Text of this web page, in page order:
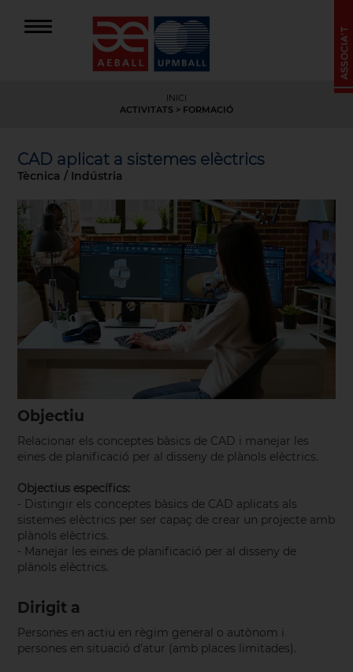
INICI
ACTIVITATS > FORMACIÓ
CAD aplicat a sistemes elèctrics
Tècnica / Indústria
Objectiu
Relacionar els conceptes bàsics de CAD i manejar les
eines de planificació per al disseny de plànols elèctrics.
Objectius específics:
- Distingir els conceptes bàsics de CAD aplicats als
sistemes elèctrics per ser capaç de crear un projecte amb
plànols elèctrics.
- Manejar les eines de planificació per al disseny de
plànols elèctrics.
Dirigit a
Persones en actiu en règim general o autònom i
persones en situació d'atur (amb places limitades).